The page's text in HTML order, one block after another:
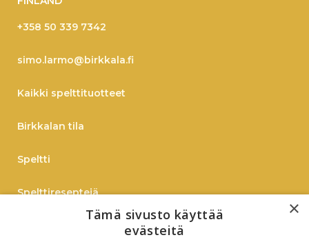
+358 50 339 7342
simo.larmo@birkkala.fi
Kaikki spelttituotteet
Birkkalan tila
Speltti
Spelttireseptejä
×
Tämä sivusto käyttää
evästeitä